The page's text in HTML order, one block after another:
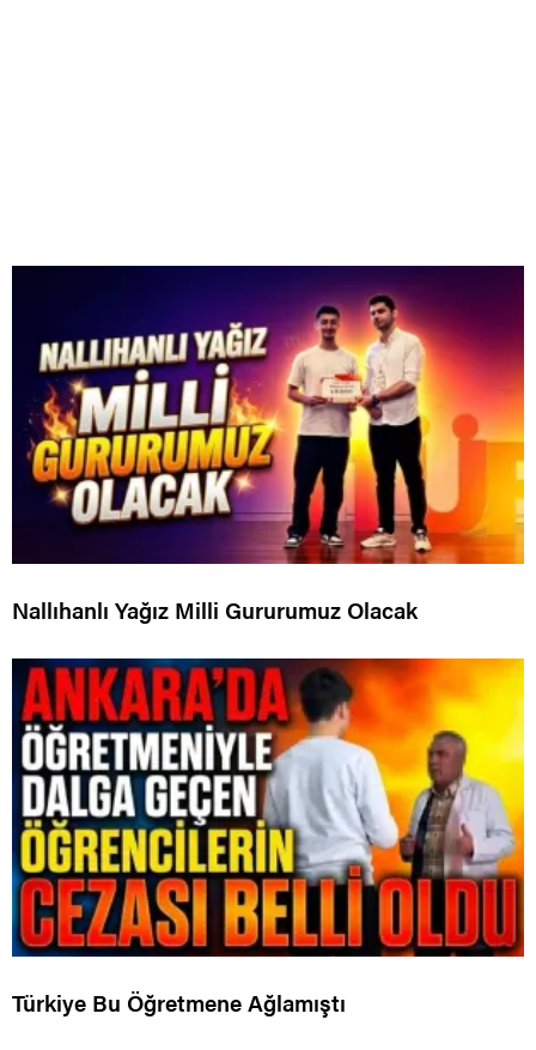
Nallıhanlı Yağız Milli Gururumuz Olacak
Türkiye Bu Öğretmene Ağlamıştı